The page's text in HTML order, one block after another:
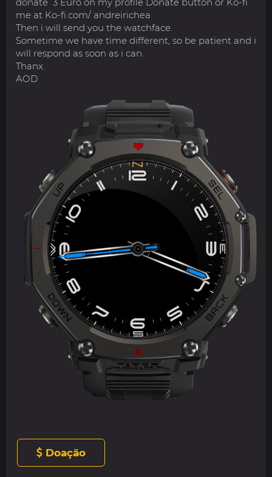
me at Ko-fi.com/ andreirichea
Then i will send you the watchface.
Sometime we have time different, so be patient and i
will respond as soon as i can.
Thanx.
AOD
Doação